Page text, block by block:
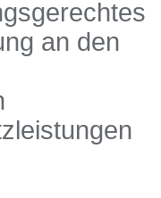
an den